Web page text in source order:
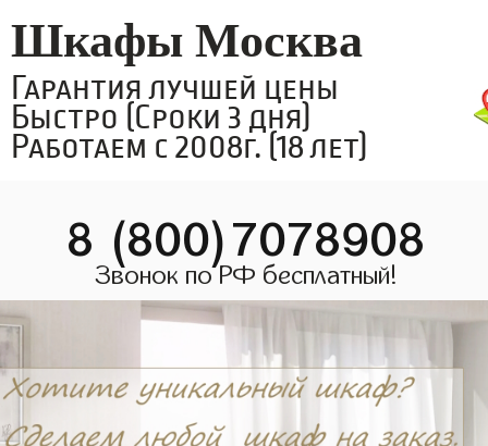
Шкафы Москва
Гарантия лучшей цены
Быстро (Сроки 3 дня)
Работаем с 2008г. (18 лет)
8 (800)7078908
Звонок по РФ бесплатный!